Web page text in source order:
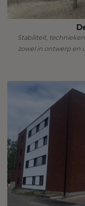
Stabiliteit,
zowel in ontwerp en